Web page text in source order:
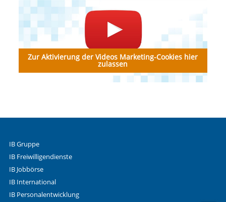
Zur Aktivierung der Videos Marketing-Cookies hier
zulassen
IB Gruppe
IB Freiwilligendienste
IB Jobbörse
IB International
IB Personalentwicklung